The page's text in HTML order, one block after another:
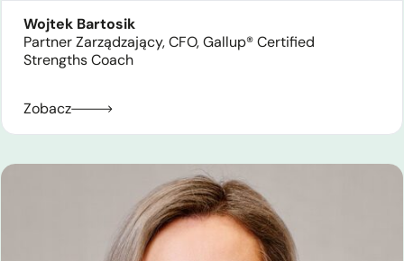
Wojtek Bartosik
Partner Zarządzający, CFO, Gallup® Certified
Strengths Coach
Zobacz